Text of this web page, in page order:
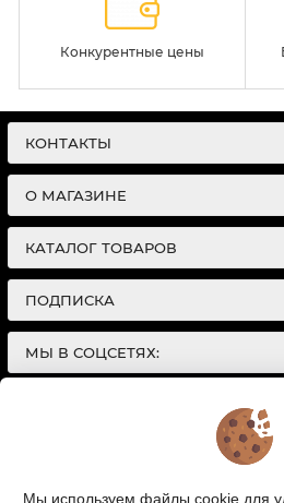
Конкурентные цены
КОНТАКТЫ
О МАГАЗИНЕ
КАТАЛОГ ТОВАРОВ
ПОДПИСКА
МЫ В СОЦСЕТЯХ:
Интернет-магазин
|
Политика
Мы используем файлы cookie для